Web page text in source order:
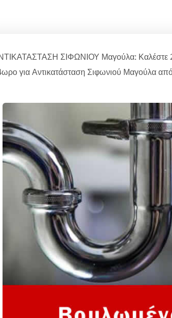
ΣΙΦΩΝΙΟΥ Μαγούλα: Καλέστε
για Αντικατάσταση Σιφωνιού Μαγούλα